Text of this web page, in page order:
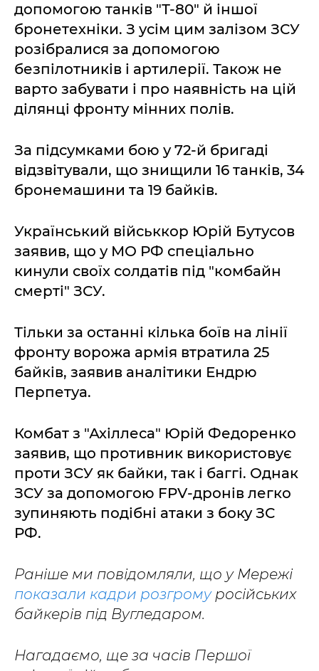
допомогою танків "Т-80" й іншої
бронетехніки. З усім цим залізом ЗСУ
розібралися за допомогою
безпілотників і артилерії. Також не
варто забувати і про наявність на цій
ділянці фронту мінних полів.
За підсумками бою у 72-й бригаді
відзвітували, що знищили 16 танків, 34
бронемашини та 19 байків.
Український військкор Юрій Бутусов
заявив, що у МО РФ спеціально
кинули своїх солдатів під "комбайн
смерті" ЗСУ.
Тільки за останні кілька боїв на лінії
фронту ворожа армія втратила 25
байків, заявив аналітики Ендрю
Перпетуа.
Комбат з "Ахіллеса" Юрій Федоренко
заявив, що противник використовує
проти ЗСУ як байки, так і баггі. Однак
ЗСУ за допомогою FPV-дронів легко
зупиняють подібні атаки з боку ЗС
РФ.
Раніше ми повідомляли, що у Мережі
показали кадри розгрому російських
байкерів під Вугледаром.
Нагадаємо, ще за часів Першої